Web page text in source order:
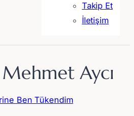
Takip Et
İletişim
Mehmet Aycı